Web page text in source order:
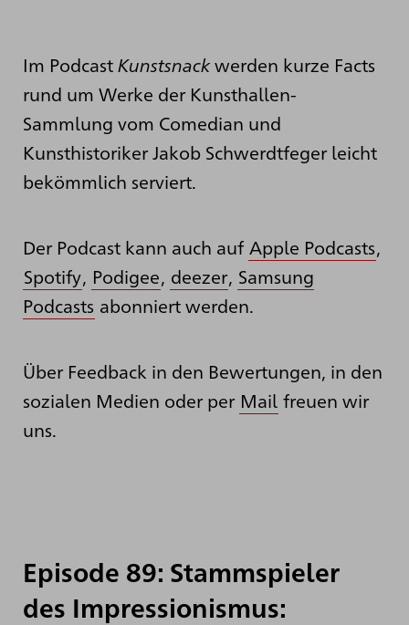
Im PodcastKunstsnackwerden kurze Facts
rund um Werke der Kunsthallen-
Sammlung vom Comedian und
Kunsthistoriker Jakob Schwerdtfeger leicht
bekömmlich serviert.
Der Podcast kann auch auf Apple Podcasts,
Spotify, Podigee, deezer, Samsung
Podcasts abonniert werden.
Über Feedback in den Bewertungen, in den
sozialen Medien oder per Mail freuen wir
uns.
Episode 89: Stammspieler
des Impressionismus: